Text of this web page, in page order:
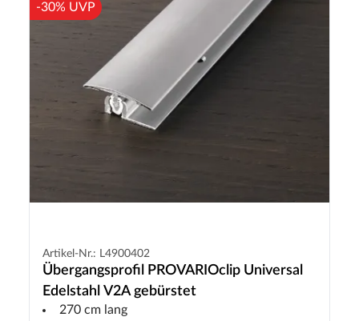
-30% UVP
Artikel-Nr.: L4900402
Übergangsprofil PROVARIOclip Universal
Edelstahl V2A gebürstet
270 cm lang